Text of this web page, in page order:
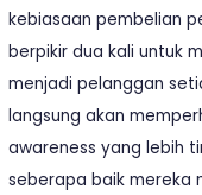
kebiasaan pembelian
berpikir dua kali untuk
menjadi pelanggan
langsung akan
awareness yang lebih
seberapa baik mereka